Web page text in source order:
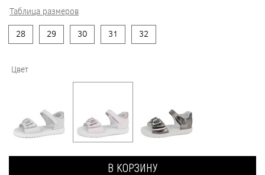
Таблица размеров
28
29 30 31 32
Цвет
В КОРЗИНУ